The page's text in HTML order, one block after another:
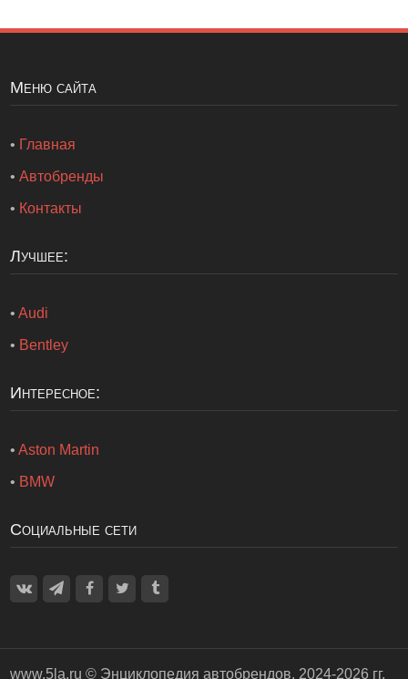
Меню сайта
• Главная
•Автобренды
• Контакты
Лучшее:
•Audi
• Bentley
Интересное:
•Aston Martin
• BMW
Социальные сети
www.5la.ru © Энциклопедия автобрендов. 2024-2026 гг.